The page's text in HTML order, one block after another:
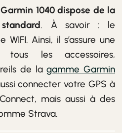
Garmin 1040 dispose de la
. À savoir : le
WIFI. Ainsi, il s’assure une
tous les accessoires,
de lagamme Garmin
connecter votre GPS à
mais aussi à des
Strava.